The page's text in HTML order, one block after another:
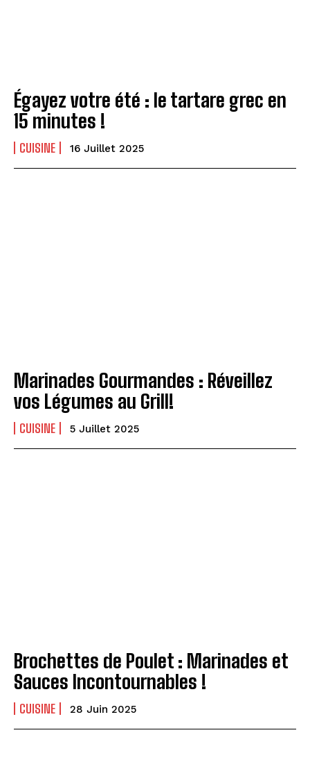
Égayez votre été : le tartare grec en
15 minutes !
CUISINE 16 Juillet 2025
Marinades Gourmandes : Réveillez
vos Légumes au Grill!
CUISINE 5 Juillet 2025
Brochettes de Poulet : Marinades et
Sauces Incontournables !
CUISINE 28 Juin 2025